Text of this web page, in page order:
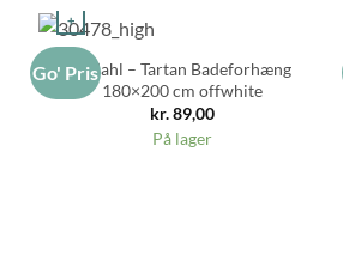
Go' Pris
+
Södahl – Tartan Badeforhæng
180×200 cm offwhite
kr.89,00
På lager